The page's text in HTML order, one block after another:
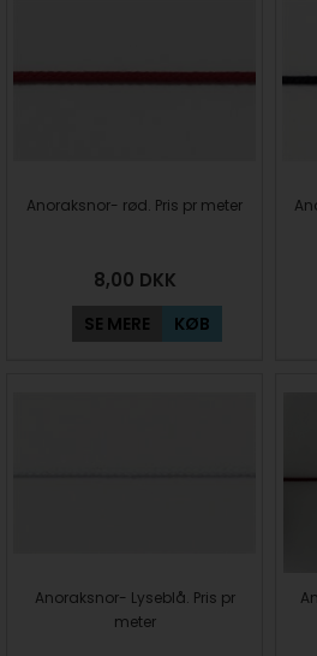
Anoraksnor- rød. Pris pr meter
8,00 DKK
SE MERE KØB
Anoraksnor- Lyseblå. Pris pr
meter